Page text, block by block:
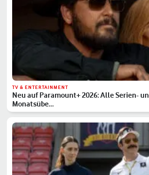
TV & ENTERTAINMENT
Neu auf Paramount+ 2026: Alle Serien-
Monatsübe…